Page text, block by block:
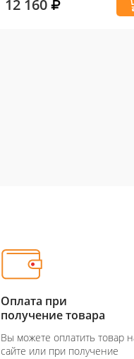
12 160
Оплата при
получение товара
Вы можете оплатить товар
сайте или при получение